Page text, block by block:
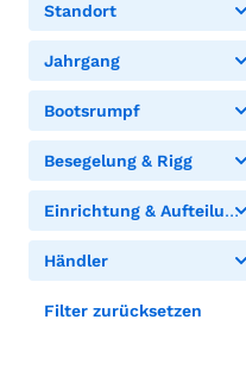
Standort
Jahrgang
Bootsrumpf
Besegelung & Rigg
Einrichtung & Aufteilung
Händler
Filter zurücksetzen